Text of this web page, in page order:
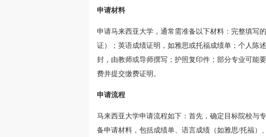
申请材料
申请马来西亚大学，通常需准备以下材料：完整填写
证）；英语成绩证明，如雅思或托福成绩单；个人陈
封，由教师或导师撰写；护照复印件；部分专业可能
费并提交缴费证明。
申请流程
马来西亚大学申请流程如下：首先，确定目标院校与
备申请材料，包括成绩单、语言成绩（如雅思/托福